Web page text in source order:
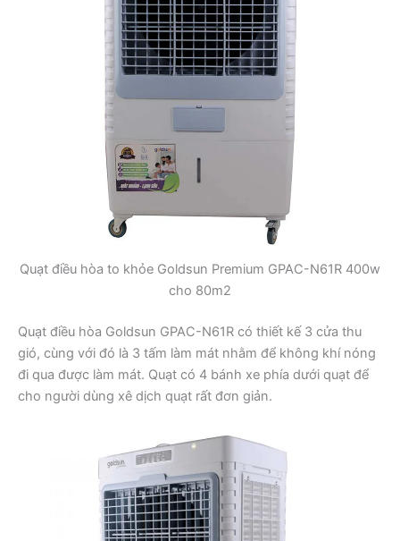
Quạt điều hòa to khỏe Goldsun Premium GPAC-N61R 400w
cho 80m2
Quạt điều hòa Goldsun GPAC-N61R có thiết kế 3 cửa thu
gió, cùng với đó là 3 tấm làm mát nhằm để không khí nóng
đi qua được làm mát. Quạt có 4 bánh xe phía dưới quạt để
cho người dùng xê dịch quạt rất đơn giản.